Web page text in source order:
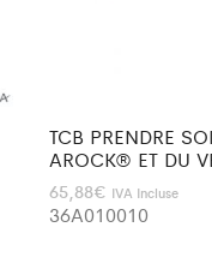
TCB PRENDRE
AROCK® ET DU
65,88€ IVA Incluse
36A010010